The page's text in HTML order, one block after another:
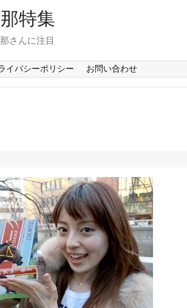
特集
さんに注目
イバシーポリシー お問い合わせ